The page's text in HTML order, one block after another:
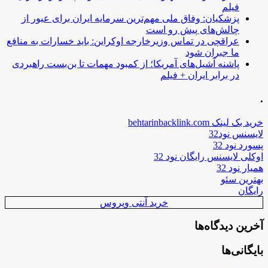
فیلم
پزشکیان: وفاق ملی مهم‌ترین سرمایه ایران برای عبور از
چالش‌های پیش رو است
عراقچی در تماس وزیرخارجه اوکراین: باید خسارات به منافع
ما جبران شود
پاشنه آشیل‌های آمریکا؛ از کمبود مهمات تا بن‌بست راهبردی
در برابر ایران + فیلم
.
خرید بک لینک behtarinbacklink.com
لایسنس نود32
پسورد نود 32
اوکلی لایسنس رایگان نود 32
همیار نود 32
بهترین سئو
رایگان
خرید آنتی ویروس
آخرین دیدگاه‌ها
بایگانی‌ها